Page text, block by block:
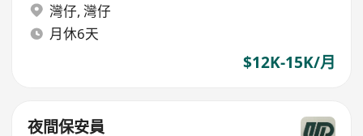
灣仔, 灣仔
月休6天
$12K-15K/月
夜間保安員